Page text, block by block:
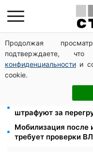
Продолжая
подтверждаете,
конфиденциальности и
cookie.
1500 списанных,
Мукачевском ТЦК и
2000 грн в квартал
инвалидностью I-II
получат выплаты
723 постановления
штрафуют за
Мобилизация после
требует проверки